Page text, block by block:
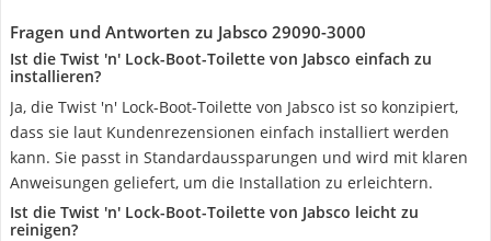
Fragen und Antworten zu Jabsco 29090-3000
Ist die ‎Twist 'n' Lock-Boot-Toilette von Jabsco einfach zu
installieren?
Ja, die ‎Twist 'n' Lock-Boot-Toilette von Jabsco ist so konzipiert,
dass sie laut Kundenrezensionen einfach installiert werden
kann. Sie passt in Standardaussparungen und wird mit klaren
Anweisungen geliefert, um die Installation zu erleichtern.
Ist die ‎Twist 'n' Lock-Boot-Toilette von Jabsco leicht zu
reinigen?